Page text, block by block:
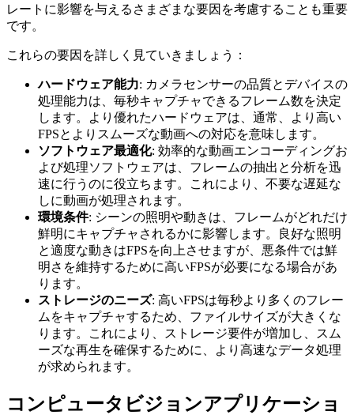
レートに影響を与えるさまざまな要因を考慮することも重要
です。
これらの要因を詳しく見ていきましょう：
ハードウェア能力: カメラセンサーの品質とデバイスの
処理能力は、毎秒キャプチャできるフレーム数を決定
します。より優れたハードウェアは、通常、より高い
FPSとよりスムーズな動画への対応を意味します。
ソフトウェア最適化: 効率的な動画エンコーディングお
よび処理ソフトウェアは、フレームの抽出と分析を迅
速に行うのに役立ちます。これにより、不要な遅延な
しに動画が処理されます。
環境条件: シーンの照明や動きは、フレームがどれだけ
鮮明にキャプチャされるかに影響します。良好な照明
と適度な動きはFPSを向上させますが、悪条件では鮮
明さを維持するために高いFPSが必要になる場合があ
ります。
ストレージのニーズ: 高いFPSは毎秒より多くのフレー
ムをキャプチャするため、ファイルサイズが大きくな
ります。これにより、ストレージ要件が増加し、スム
ーズな再生を確保するために、より高速なデータ処理
が求められます。
コンピュータビジョンアプリケーショ